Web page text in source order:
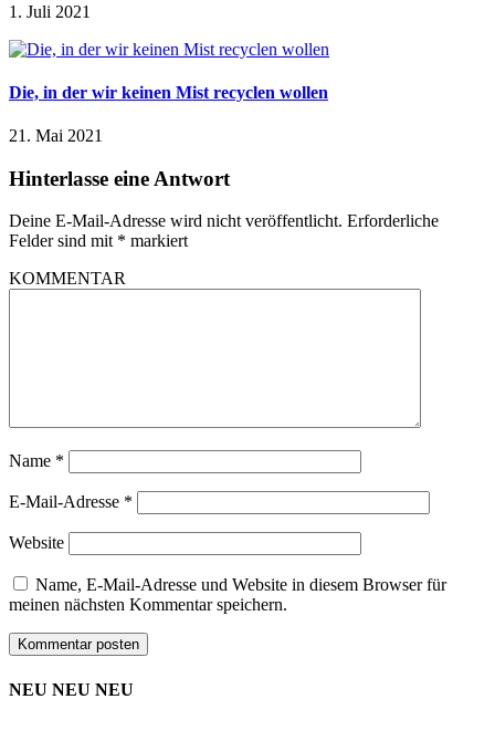
1. Juli 2021
Die, in der wir keinen Mist recyclen wollen
21. Mai 2021
Hinterlasse eine Antwort
Deine E-Mail-Adresse wird nicht veröffentlicht. Erforderliche
Felder sind mit * markiert
KOMMENTAR
Name *
E-Mail-Adresse *
Website
Name, E-Mail-Adresse und Website in diesem Browser für
meinen nächsten Kommentar speichern.
NEU NEU NEU